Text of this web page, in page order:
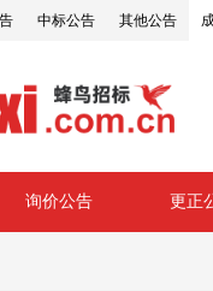
中标公告 其他公告
询价公告 更正